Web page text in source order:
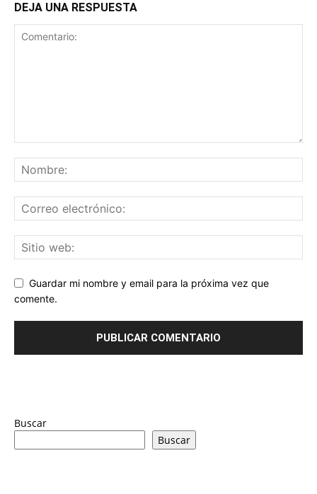
DEJA UNA RESPUESTA
Guardar mi nombre y email para la próxima vez que
comente.
Buscar
Buscar